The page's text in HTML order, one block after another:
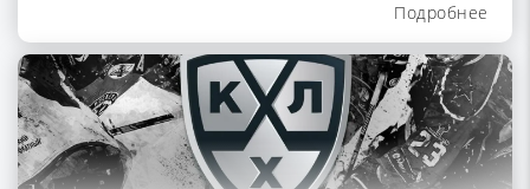
Подробнее